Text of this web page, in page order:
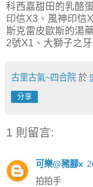
科西嘉甜田的乳酪
印信X3、風神印信
斯克雷皮歐斯的湯
2號X1、大獅子之
古里古氣~四合院 於
分享
1 則留言:
可樂@豬腳x
拍拍手